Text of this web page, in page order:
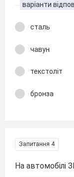
варіанти
сталь
чавун
текстоліт
бронза
Запитання 4
На автомобілі